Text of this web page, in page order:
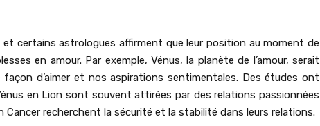
certains astrologues affirment que leur position au moment de
en amour. Par exemple, Vénus, la planète de l’amour, serait
d’aimer et nos aspirations sentimentales. Des études ont
en Lion sont souvent attirées par des relations passionnées
recherchent la sécurité et la stabilité dans leurs relations.